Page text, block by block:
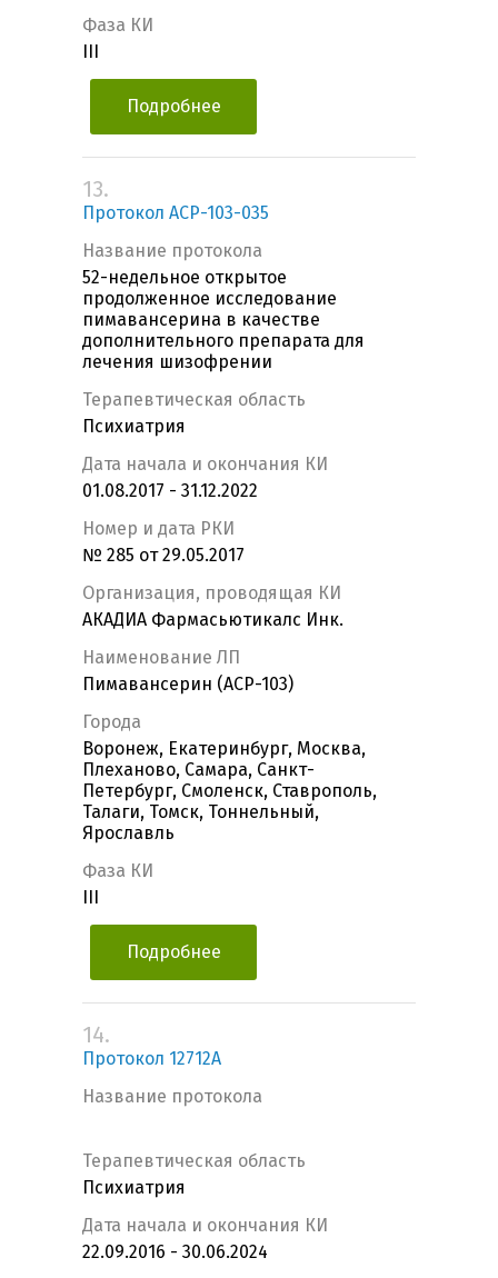
Фаза КИ
Подробнее
13.
Протокол ACP-103-035
Название протокола
52-недельное открытое
продолженное исследование
пимавансерина в качестве
дополнительного препарата для
лечения шизофрении
Терапевтическая область
Психиатрия
Дата начала и окончания КИ
01.08.2017 - 31.12.2022
Номер и дата РКИ
№ 285 от 29.05.2017
Организация, проводящая КИ
АКАДИА Фармасьютикалс Инк.
Наименование ЛП
Пимавансерин (ACP-103)
Города
Воронеж, Екатеринбург, Москва,
Плеханово, Самара, Санкт-
Петербург, Смоленск, Ставрополь,
Талаги, Томск, Тоннельный,
Ярославль
Фаза КИ
Подробнее
14.
Протокол 12712А
Название протокола
Терапевтическая область
Психиатрия
Дата начала и окончания КИ
22.09.2016 - 30.06.2024